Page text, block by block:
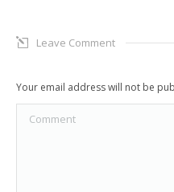
Leave Comment
Your email address will not be
Comment